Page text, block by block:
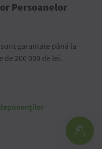
Persoanelor
garantate până la
200 000 de lei.